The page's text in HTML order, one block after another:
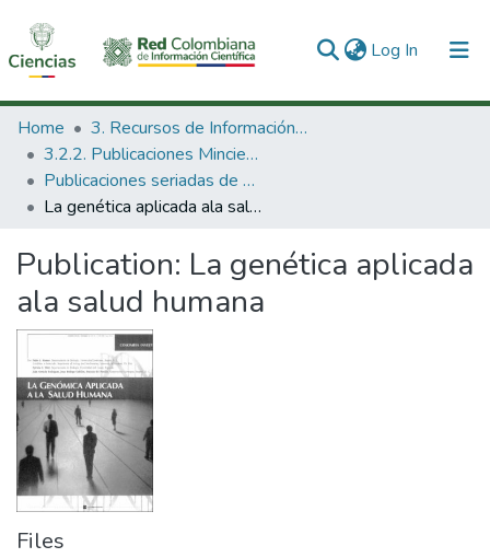
Log In (current)
Communities & Collections
All of DSpace
Statistics
Home
3. Recursos de Información Científica y Tecnológica
3.2.2. Publicaciones Minciencias
Publicaciones seriadas de Minciencias
La genética aplicada ala salud humana
Publication: La genética aplicada
ala salud humana
Files